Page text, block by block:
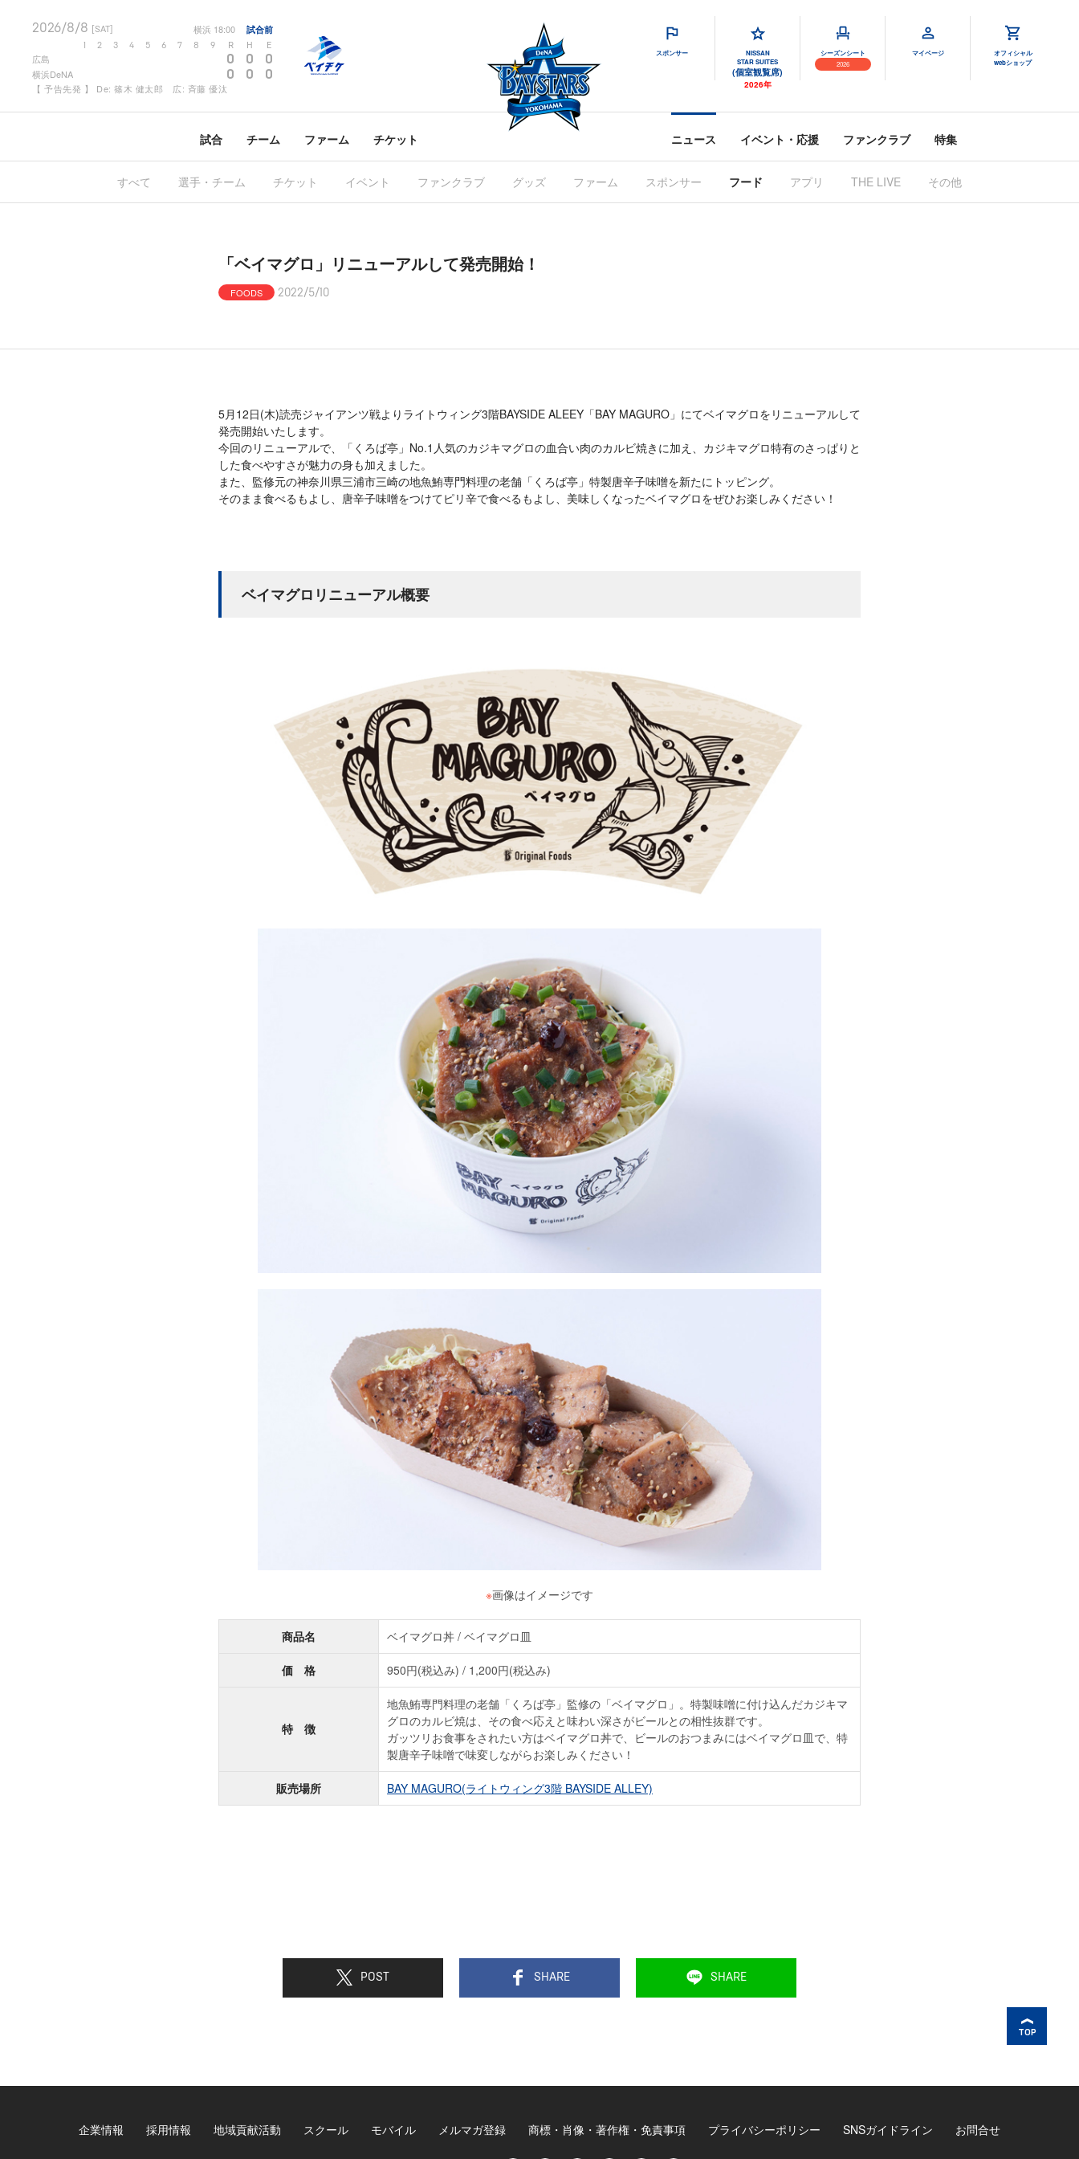
2026/8/8 [SAT] 横浜 18:00 試合前
2 3 4 5 6 7 8 9 R H E
広島 0 0 0
横浜DeNA 0 0 0
【 予告先発 】 De: 篠木 健太郎 広: 斉藤 優汰
スポンサー
NISSAN
STAR SUITES
(個室観覧席)
2026年
シーズンシート
2026
マイページ
オフィシャル
webショップ
試合 チーム ファーム チケット ニュース イベント・応援 ファンクラブ 特集
すべて 選手・チーム チケット イベント ファンクラブ グッズ ファーム スポンサー フード アプリ THE LIVE その他
「ベイマグロ」リニューアルして発売開始！
FOODS 2022/5/10
5月12日(木)読売ジャイアンツ戦よりライトウィング3階BAYSIDE ALEEY「BAY MAGURO」にてベイマグロをリニューアルして
発売開始いたします。
今回のリニューアルで、「くろば亭」No.1人気のカジキマグロの血合い肉のカルビ焼きに加え、カジキマグロ特有のさっぱりと
した食べやすさが魅力の身も加えました。
また、監修元の神奈川県三浦市三崎の地魚鮪専門料理の老舗「くろば亭」特製唐辛子味噌を新たにトッピング。
そのまま食べるもよし、唐辛子味噌をつけてピリ辛で食べるもよし、美味しくなったベイマグロをぜひお楽しみください！
ベイマグロリニューアル概要
※画像はイメージです
商品名 ベイマグロ丼 / ベイマグロ皿
価 格 950円(税込み) / 1,200円(税込み)
特 徴
地魚鮪専門料理の老舗「くろば亭」監修の「ベイマグロ」。特製味噌に付け込んだカジキマ
グロのカルビ焼は、その食べ応えと味わい深さがビールとの相性抜群です。
ガッツリお食事をされたい方はベイマグロ丼で、ビールのおつまみにはベイマグロ皿で、特
製唐辛子味噌で味変しながらお楽しみください！
販売場所 BAY MAGURO(ライトウィング3階 BAYSIDE ALLEY)
POST SHARE SHARE
TOP
企業情報 採用情報 地域貢献活動 スクール モバイル メルマガ登録 商標・肖像・著作権・免責事項 プライバシーポリシー SNSガイドライン お問合せ